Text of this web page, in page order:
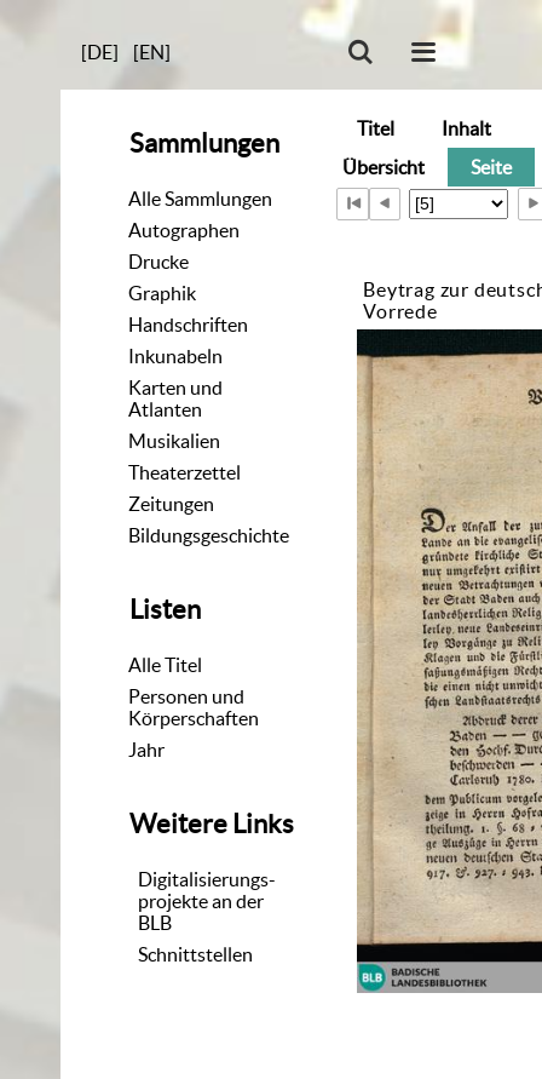
[DE] [EN]
Sammlungen
Alle Sammlungen
Autographen
Drucke
Graphik
Handschriften
Inkunabeln
Karten und
Atlanten
Musikalien
Theaterzettel
Zeitungen
Bildungsgeschichte
Listen
Alle Titel
Personen und
Körperschaften
Jahr
Weitere Links
Digitalisierungs-
projekte an der
BLB
Schnittstellen
Titel
Inhalt
Übersicht
Seite
Beytrag zur
Vorrede